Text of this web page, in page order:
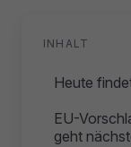
INHALT
Heute
EU-
geht